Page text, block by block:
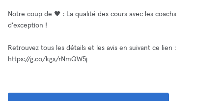
Notre coup de 🖤 : La qualité des cours avec les coachs
d'exception !
Retrouvez tous les détails et les avis en suivant ce lien :
https://g.co/kgs/rNmQW5j